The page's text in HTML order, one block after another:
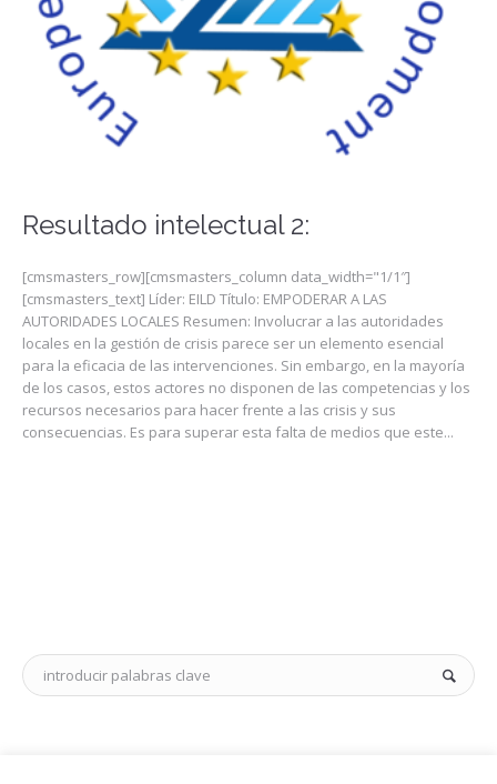
Resultado intelectual 2:
[cmsmasters_row][cmsmasters_column data_width="1/1″]
[cmsmasters_text] Líder: EILD Título: EMPODERAR A LAS
AUTORIDADES LOCALES Resumen: Involucrar a las autoridades
locales en la gestión de crisis parece ser un elemento esencial
para la eficacia de las intervenciones. Sin embargo, en la mayoría
de los casos, estos actores no disponen de las competencias y los
recursos necesarios para hacer frente a las crisis y sus
consecuencias. Es para superar esta falta de medios que este...